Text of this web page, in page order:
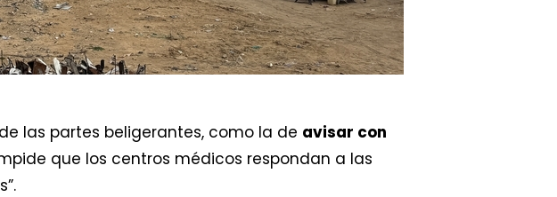
las partes beligerantes, como la de avisar con
que los centros médicos respondan a las